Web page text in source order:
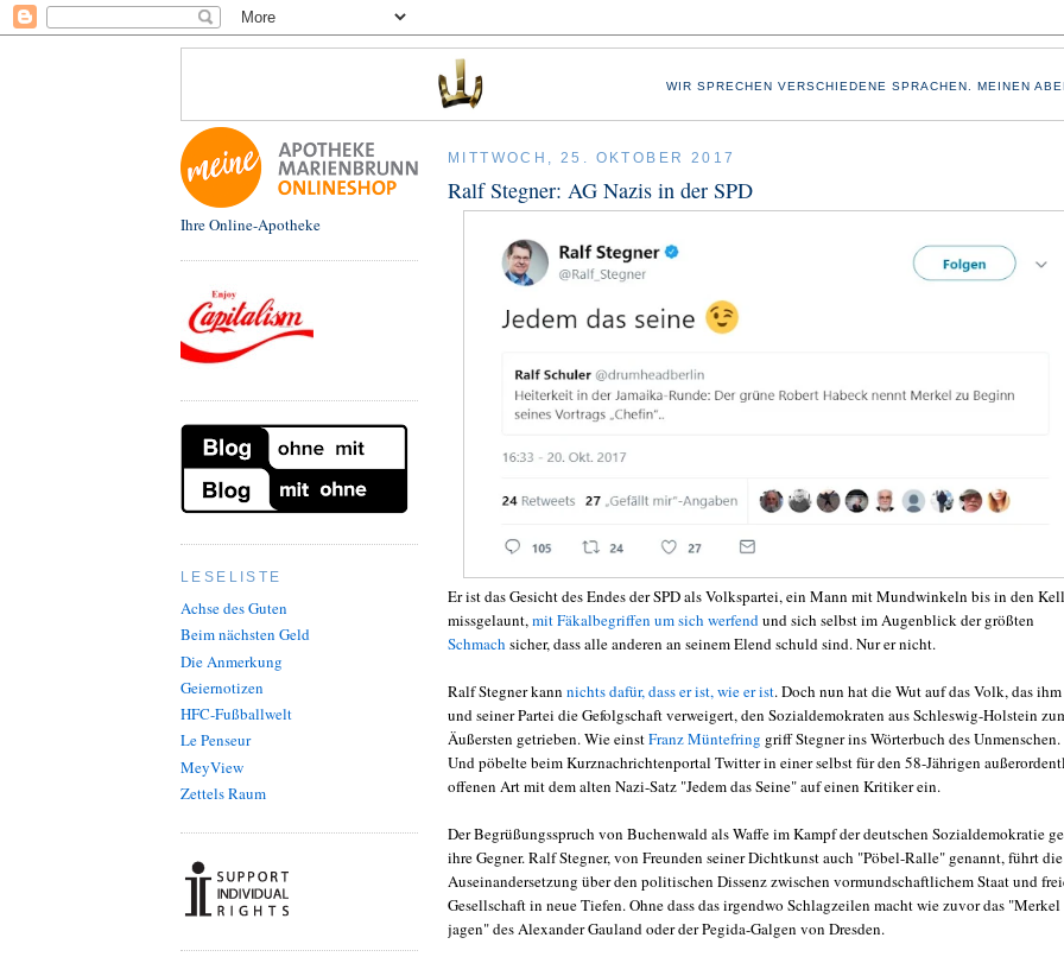
WIR SPRECHEN VERSCHIEDENE SPRACHEN. MEINEN
Ihre Online-Apotheke
LESELISTE
Achse des Guten
Beim nächsten Geld
Die Anmerkung
Geiernotizen
HFC-Fußballwelt
Le Penseur
MeyView
Zettels Raum
MITTWOCH, 25. OKTOBER 2017
Ralf Stegner: AG Nazis in der SPD
Er ist das Gesicht des Endes der SPD als Volkspartei, ein Mann mit Mundwinkeln bis in den
missgelaunt, mit Fäkalbegriffen um sich werfend und sich selbst im Augenblick der größten
Schmach sicher, dass alle anderen an seinem Elend schuld sind. Nur er nicht.
Ralf Stegner kann nichts dafür, dass er ist, wie er ist. Doch nun hat die Wut auf das Volk, das ihm
und seiner Partei die Gefolgschaft verweigert, den Sozialdemokraten aus Schleswig-Holstein
Äußersten getrieben. Wie einstFranz Müntefring griff Stegner ins Wörterbuch des Unmenschen.
Und pöbelte beim Kurznachrichtenportal Twitter in einer selbst für den 58-Jährigen
offenen Art mit dem alten Nazi-Satz "Jedem das Seine" auf einen Kritiker ein.
Der Begrüßungsspruch von Buchenwald als Waffe im Kampf der deutschen Sozialdemokratie
ihre Gegner. Ralf Stegner, von Freunden seiner Dichtkunst auch "Pöbel-Ralle" genannt, führt die
Auseinandersetzung über den politischen Dissenz zwischen vormundschaftlichem Staat und
Gesellschaft in neue Tiefen. Ohne dass das irgendwo Schlagzeilen macht wie zuvor das "Merkel
jagen" des Alexander Gauland oder der Pegida-Galgen von Dresden.